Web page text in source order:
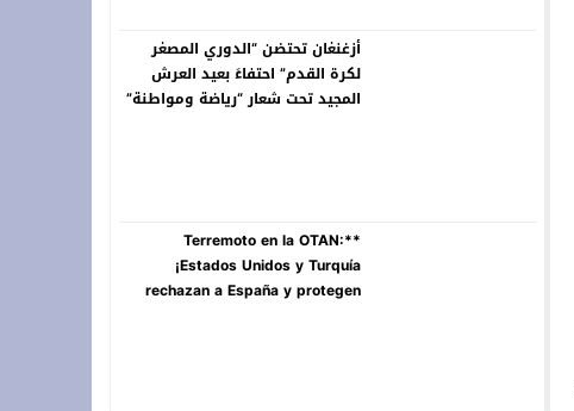
أزغنغان تحتضن “الدوري المصغر
لكرة القدم” احتفاءً بعيد العرش
المجيد تحت شعار “رياضة ومواطنة”
**Terremoto en la OTAN:
¡Estados Unidos y Turquía
rechazan a España y protegen